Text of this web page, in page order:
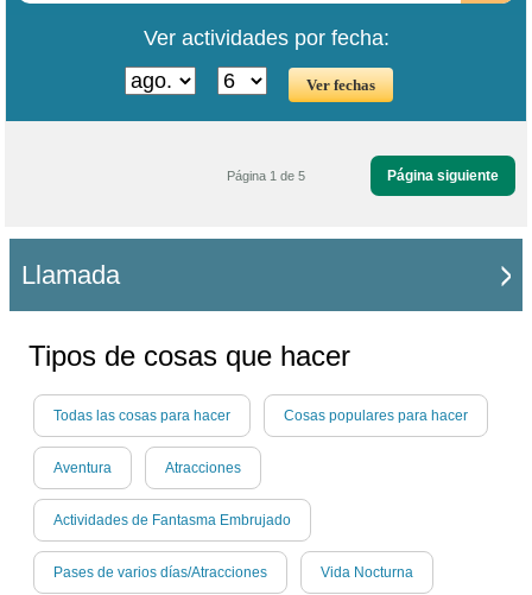
Ver actividades por fecha:
Página siguiente
Página 1 de 5
Llamada
Tipos de cosas que hacer
Todas las cosas para hacer Cosas populares para hacer
Aventura Atracciones
Actividades de Fantasma Embrujado
Pases de varios días/Atracciones Vida Nocturna